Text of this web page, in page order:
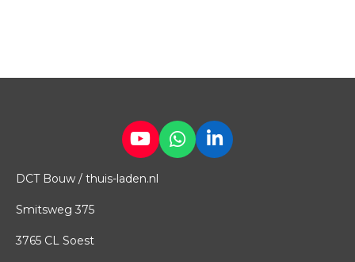
Y
o
u
W
h
L
i
DCT Bouw / thuis-laden.nl
Smitsweg 375
3765 CL Soest